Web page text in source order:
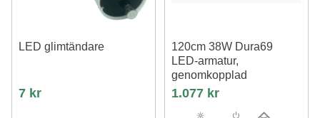
LED glimtändare
7 kr
120cm 38W Dura69
LED-armatur,
genomkopplad
IP69, 150+lm/W, IK08,▽D-märkt
1.077 kr